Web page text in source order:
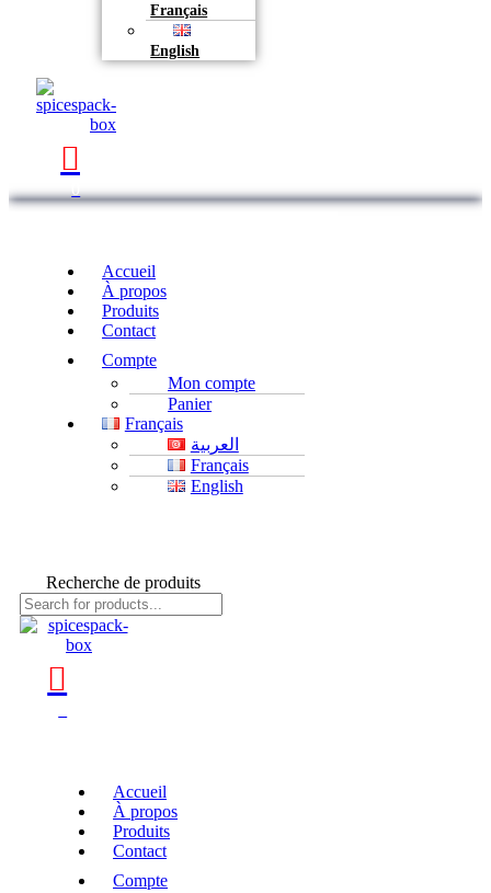
Français
English
0
Accueil
À propos
Produits
Contact
Compte
Mon compte
Panier
Français
العربية
Français
English
Recherche de produits
Accueil
À propos
Produits
Contact
Compte